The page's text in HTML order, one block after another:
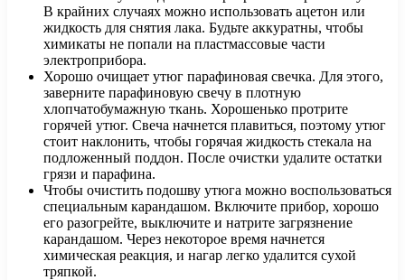
В крайних случаях можно использовать ацетон или
жидкость для снятия лака. Будьте аккуратны, чтобы
химикаты не попали на пластмассовые части
электроприбора.
Хорошо очищает утюг парафиновая свечка. Для этого,
заверните парафиновую свечу в плотную
хлопчатобумажную ткань. Хорошенько протрите
горячей утюг. Свеча начнется плавиться, поэтому утюг
стоит наклонить, чтобы горячая жидкость стекала на
подложенный поддон. После очистки удалите остатки
грязи и парафина.
Чтобы очистить подошву утюга можно воспользоваться
специальным карандашом. Включите прибор, хорошо
его разогрейте, выключите и натрите загрязнение
карандашом. Через некоторое время начнется
химическая реакция, и нагар легко удалится сухой
тряпкой.